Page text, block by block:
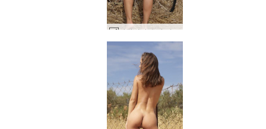
나탈리아 승마 미녀 #27